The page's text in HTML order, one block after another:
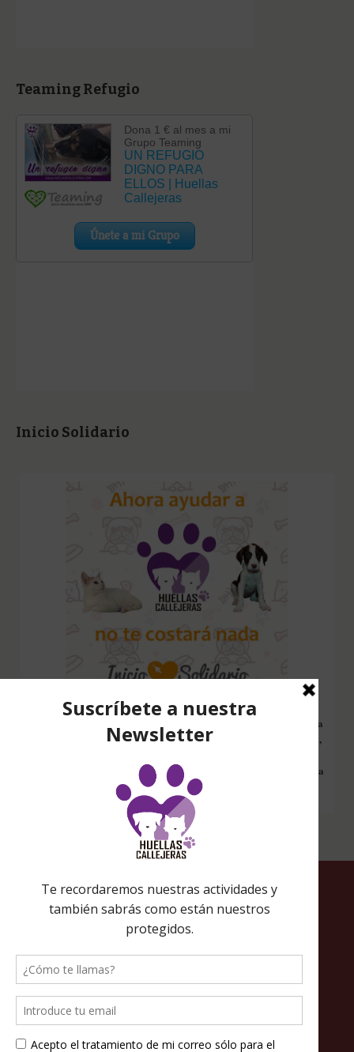
Teaming Refugio
Inicio Solidario
Configura nuestro Inicio Solidario en todos tus dispositivos y cada
vez que entres a hacer una búsqueda en internet desde esa página,
Amazon desde ahí, tu compra será solidaria sin ningún coste extra
para ti.